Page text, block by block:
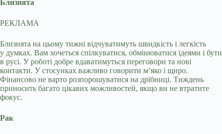
Близнята
РЕКЛАМА
Близнята на цьому тижні відчуватимуть швидкість і легкість
у думках. Вам хочеться спілкуватися, обмінюватися ідеями і бути
в русі. У роботі добре вдаватимуться переговори та нові
контакти. У стосунках важливо говорити м’яко і щиро.
Фінансово не варто розпорошуватися на дрібниці. Тиждень
приносить багато цікавих можливостей, якщо ви не втратите
фокус.
Рак